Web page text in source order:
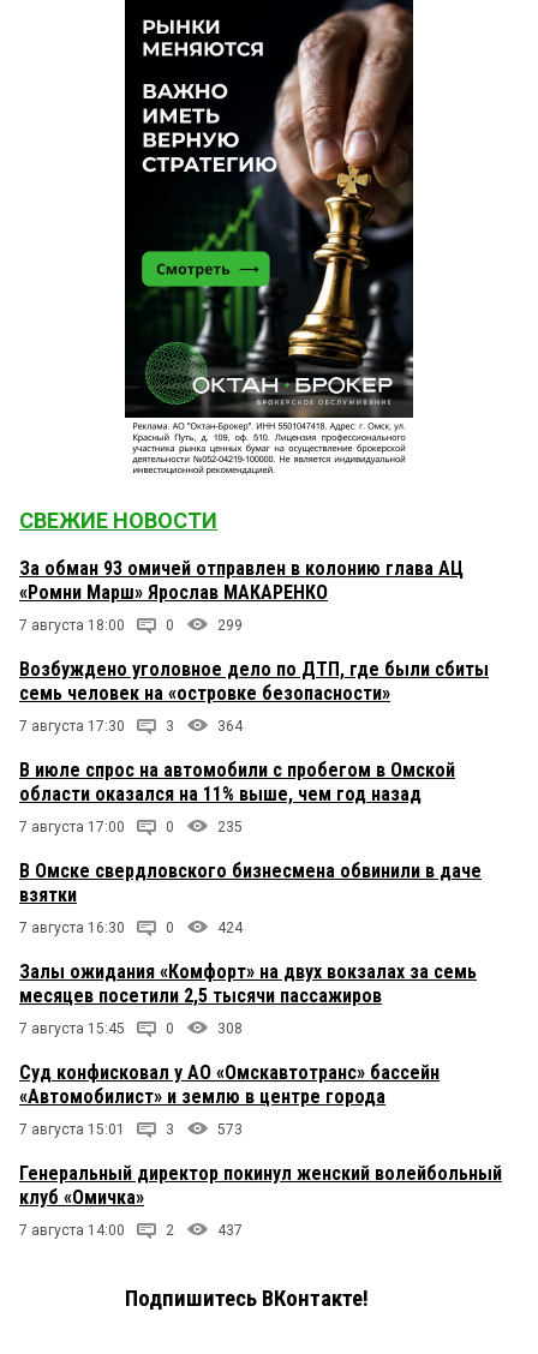
СВЕЖИЕ НОВОСТИ
За обман 93 омичей отправлен в колонию глава АЦ
«Ромни Марш» Ярослав МАКАРЕНКО
7 августа 18:00 0 299
Возбуждено уголовное дело по ДТП, где были сбиты
семь человек на «островке безопасности»
7 августа 17:30 3 364
В июле спрос на автомобили с пробегом в Омской
области оказался на 11% выше, чем год назад
7 августа 17:00 0 235
В Омске свердловского бизнесмена обвинили в даче
взятки
7 августа 16:30 0 424
Залы ожидания «Комфорт» на двух вокзалах за семь
месяцев посетили 2,5 тысячи пассажиров
7 августа 15:45 0 308
Суд конфисковал у АО «Омскавтотранс» бассейн
«Автомобилист» и землю в центре города
7 августа 15:01 3 573
Генеральный директор покинул женский волейбольный
клуб «Омичка»
7 августа 14:00 2 437
Подпишитесь ВКонтакте!